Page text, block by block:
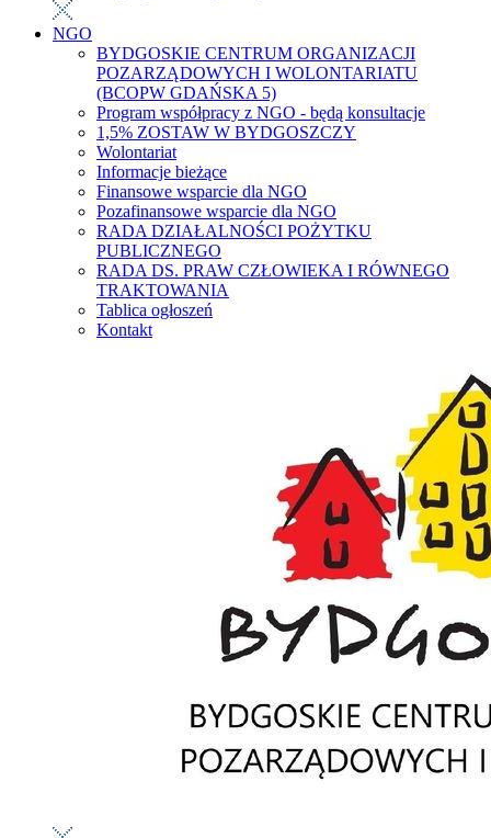
NGO
BYDGOSKIE CENTRUM ORGANIZACJI
POZARZĄDOWYCH I WOLONTARIATU
(BCOPW GDAŃSKA 5)
Program współpracy z NGO - będą konsultacje
1,5% ZOSTAW W BYDGOSZCZY
Wolontariat
Informacje bieżące
Finansowe wsparcie dla NGO
Pozafinansowe wsparcie dla NGO
RADA DZIAŁALNOŚCI POŻYTKU
PUBLICZNEGO
RADA DS. PRAW CZŁOWIEKA I RÓWNEGO
TRAKTOWANIA
Tablica ogłoszeń
Kontakt